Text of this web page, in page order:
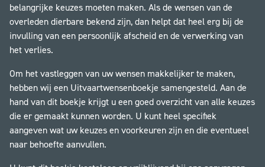
belangrijke keuzes moeten maken. Als de wensen van de
overleden dierbare bekend zijn, dan helpt dat heel erg bij de
invulling van een persoonlijk afscheid en de verwerking van
het verlies.
Om het vastleggen van uw wensen makkelijker te maken,
hebben wij een Uitvaartwensenboekje samengesteld. Aan de
hand van dit boekje krijgt u een goed overzicht van alle keuzes
die er gemaakt kunnen worden. U kunt heel specifiek
aangeven wat uw keuzes en voorkeuren zijn en die eventueel
naar behoefte aanvullen.